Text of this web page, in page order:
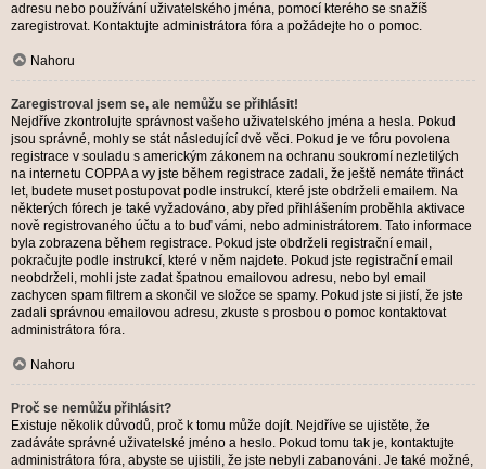
adresu nebo používání uživatelského jména, pomocí kterého se snažíš
zaregistrovat. Kontaktujte administrátora fóra a požádejte ho o pomoc.
Nahoru
Zaregistroval jsem se, ale nemůžu se přihlásit!
Nejdříve zkontrolujte správnost vašeho uživatelského jména a hesla. Pokud
jsou správné, mohly se stát následující dvě věci. Pokud je ve fóru povolena
registrace v souladu s americkým zákonem na ochranu soukromí nezletilých
na internetu COPPA a vy jste během registrace zadali, že ještě nemáte třináct
let, budete muset postupovat podle instrukcí, které jste obdrželi emailem. Na
některých fórech je také vyžadováno, aby před přihlášením proběhla aktivace
nově registrovaného účtu a to buď vámi, nebo administrátorem. Tato informace
byla zobrazena během registrace. Pokud jste obdrželi registrační email,
pokračujte podle instrukcí, které v něm najdete. Pokud jste registrační email
neobdrželi, mohli jste zadat špatnou emailovou adresu, nebo byl email
zachycen spam filtrem a skončil ve složce se spamy. Pokud jste si jistí, že jste
zadali správnou emailovou adresu, zkuste s prosbou o pomoc kontaktovat
administrátora fóra.
Nahoru
Proč se nemůžu přihlásit?
Existuje několik důvodů, proč k tomu může dojít. Nejdříve se ujistěte, že
zadáváte správné uživatelské jméno a heslo. Pokud tomu tak je, kontaktujte
administrátora fóra, abyste se ujistili, že jste nebyli zabanováni. Je také možné,